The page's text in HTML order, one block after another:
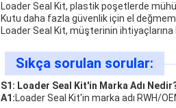
Loader Seal Kit, plastik poşetlerde
Kutu daha fazla güvenlik için el
Loader Seal Kit, müşterinin ihtiyaçlarına
Sıkça sorulan sorular:
S1: Loader Seal Kit'in Marka Adı
A1:Loader Seal Kit'in marka adı RWH/